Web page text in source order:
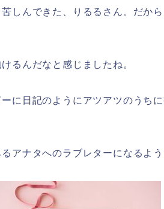
しんできた、りるるさん。だから
るんだなと感じましたね。
に日記のようにアツアツのうち
アナタへのラブレターになるよう